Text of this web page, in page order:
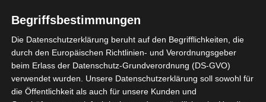
Statusfeststellung für Honorarlehrkräfte)
um voraussichtlich ein ganzes Jahr
verlängert. Die Bildungsträger stellen jetzt
die Kursangebote für 2027 zusammen und
brauchen dafür jetzt Planungssicherheit.
Begriffsbestimmungen
Die Datenschutzerklärung beruht auf den Begrifflichkeiten, die
durch den Europäischen Richtlinien- und Verordnungsgeber
beim Erlass der Datenschutz-Grundverordnung (DS-GVO)
verwendet wurden. Unsere Datenschutzerklärung soll sowohl für
die Öffentlichkeit als auch für unsere Kunden und